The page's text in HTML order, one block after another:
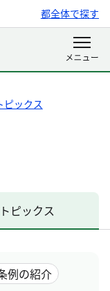
都全体で探す
ピックス
トピックス
例の紹介